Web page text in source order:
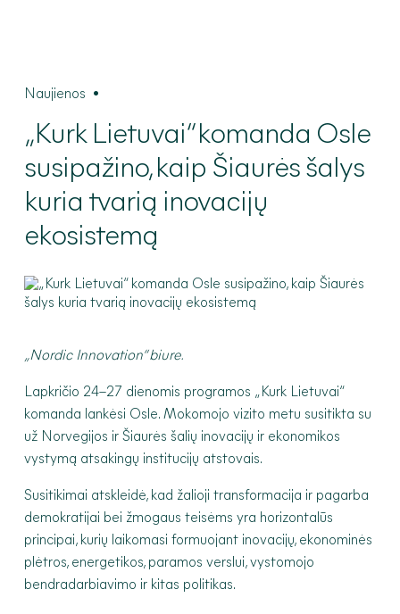
Naujienos •
„KurkLietuvai“ komanda Osle
susipažino, kaip Šiaurės šalys
kuria tvarią inovacijų
ekosistemą
„Nordic Innovation“ biure.
Lapkričio 24–27 dienomis programos „Kurk Lietuvai“
komanda lankėsi Osle. Mokomojo vizito metu susitikta su
už Norvegijos ir Šiaurės šalių inovacijų ir ekonomikos
vystymą atsakingų institucijų atstovais.
Susitikimai atskleidė, kad žalioji transformacija ir pagarba
demokratijai bei žmogaus teisėms yra horizontalūs
principai, kurių laikomasi formuojant inovacijų, ekonominės
plėtros, energetikos, paramos verslui, vystomojo
bendradarbiavimo ir kitas politikas.